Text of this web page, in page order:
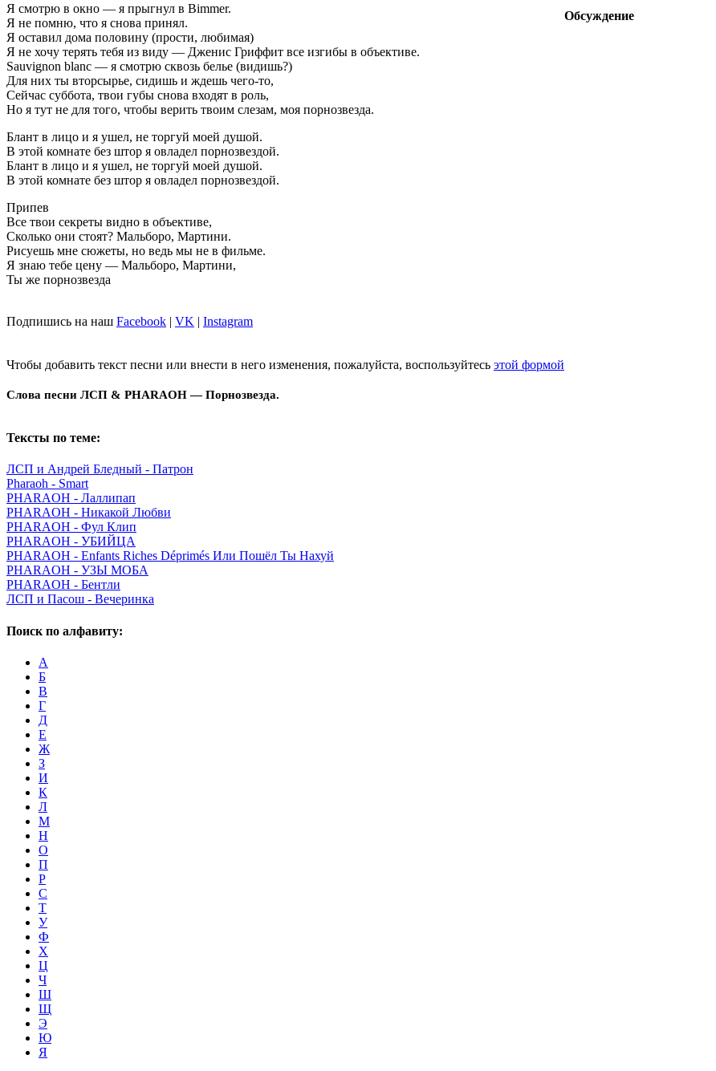
Я смотрю в окно — я прыгнул в Bimmer.
Я не помню, что я снова принял.
Я оставил дома половину (прости, любимая)
Я не хочу терять тебя из виду — Дженис Гриффит все изгибы в объективе.
Sauvignon blanc — я смотрю сквозь белье (видишь?)
Для них ты вторсырье, сидишь и ждешь чего-то,
Сейчас суббота, твои губы снова входят в роль,
Но я тут не для того, чтобы верить твоим слезам, моя порнозвезда.
Блант в лицо и я ушел, не торгуй моей душой.
В этой комнате без штор я овладел порнозвездой.
Блант в лицо и я ушел, не торгуй моей душой.
В этой комнате без штор я овладел порнозвездой.
Припев
Все твои секреты видно в объективе,
Сколько они стоят? Мальборо, Мартини.
Рисуешь мне сюжеты, но ведь мы не в фильме.
Я знаю тебе цену — Мальборо, Мартини,
Ты же порнозвезда
Подпишись на наш Facebook | VK | Instagram
Чтобы добавить текст песни или внести в него изменения, пожалуйста, воспользуйтесь этой формой
Слова песни ЛСП & PHARAOH — Порнозвезда.
Тексты по теме:
ЛСП и Андрей Бледный - Патрон
Pharaoh - Smart
PHARAOH - Лаллипап
PHARAOH - Никакой Любви
PHARAOH - Фул Клип
PHARAOH - УБИЙЦА
PHARAOH - Enfants Riches Déprimés Или Пошёл Ты Нахуй
PHARAOH - УЗЫ МОБА
PHARAOH - Бентли
ЛСП и Пасош - Вечеринка
Поиск по алфавиту:
А
Б
В
Г
Д
Е
Ж
З
И
К
Л
М
Н
О
П
Р
С
Т
У
Ф
Х
Ц
Ч
Ш
Щ
Э
Ю
Я
Обсуждение